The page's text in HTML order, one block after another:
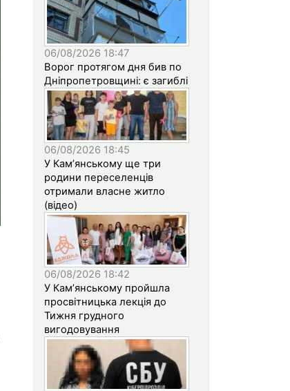
06/08/2026 18:47
Ворог протягом дня бив по
Дніпропетровщині: є загиблі
06/08/2026 18:45
У Кам’янському ще три
родини переселенців
отримали власне житло
(відео)
06/08/2026 18:42
У Кам’янському пройшла
просвітницька лекція до
Тижня грудного
вигодовування